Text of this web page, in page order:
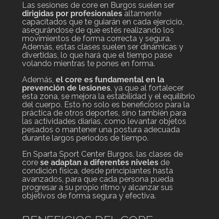
Las sesiones de core en Burgos suelen ser
dirigidas por profesionalesaltamente
capacitados que te guiarán en cada ejercicio,
asegurándose de que estés realizando los
movimientos de forma correcta y segura.
Además, estas clases suelen ser dinámicas y
divertidas, lo que hará que el tiempo pase
volando mientras te pones en forma.
Además, el core es fundamental en la
prevención de lesiones, ya que al fortalecer
esta zona, se mejora la estabilidad y el equilibrio
del cuerpo. Esto no solo es beneficioso para la
práctica de otros deportes, sino también para
las actividades diarias, como levantar objetos
pesados o mantener una postura adecuada
durante largos periodos de tiempo.
En Sparta Sport Center Burgos, las clases de
core se adaptan a diferentes niveles de
condición física, desde principiantes hasta
avanzados, para que cada persona pueda
progresar a su propio ritmo y alcanzar sus
objetivos de forma segura y efectiva.